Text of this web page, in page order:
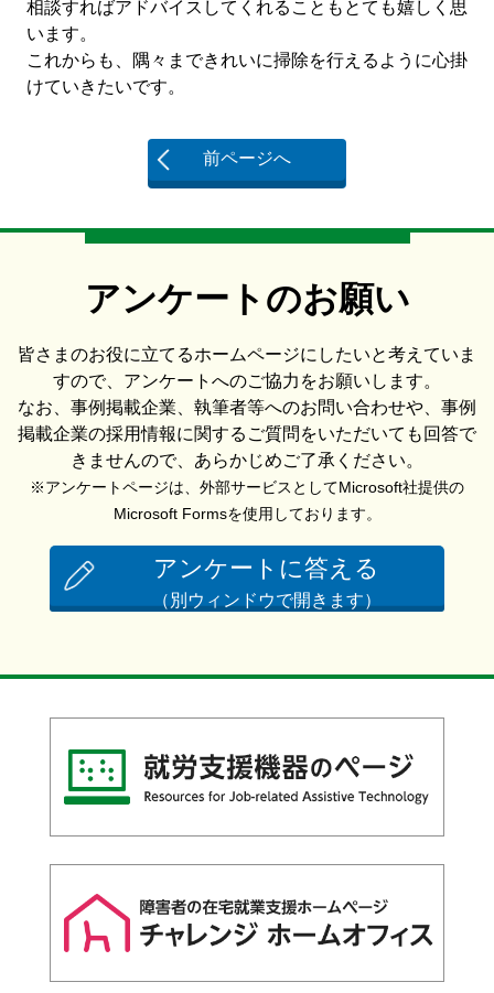
相談すればアドバイスしてくれることもとても嬉しく思
います。
これからも、隅々まできれいに掃除を行えるように心掛
けていきたいです。
前ページへ
アンケートのお願い
皆さまのお役に立てるホームページにしたいと考えていま
すので、アンケートへのご協力をお願いします。
なお、事例掲載企業、執筆者等へのお問い合わせや、事例
掲載企業の採用情報に関するご質問をいただいても回答で
きませんので、あらかじめご了承ください。
※アンケートページは、外部サービスとしてMicrosoft社提供の
Microsoft Formsを使用しております。
アンケートに答える
（別ウィンドウで開きます）